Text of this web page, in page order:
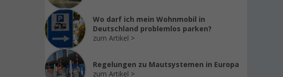
Wo darf ich mein Wohnmobil in
Deutschland problemlos parken?
zum Artikel
Regelungen zu Mautsystemen in Europa
zum Artikel